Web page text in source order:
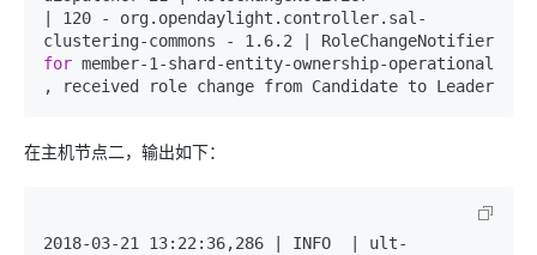
| 120 - org.opendaylight.controller.sal-
for member-1-shard-entity-ownership-operational
, received role change from Candidate to Leader
在主机节点二，输出如下：
2018-03-21 13:22:36,286 | INFO  | ult-